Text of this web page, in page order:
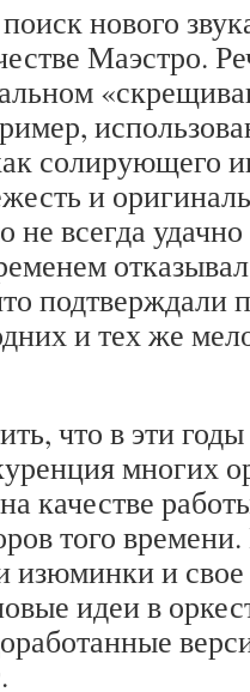
нового
Маэстро.
солирующего
и
не всегда
подтверждали
и тех же
что в эти
многих
качестве
того
изюминки и свое
идеи в